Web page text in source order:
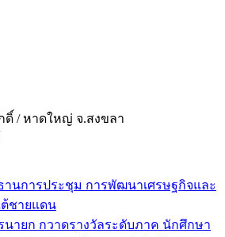
ดิ์ / หาดใหญ่ จ.สงขลา
านการประชุม การพัฒนาเศรษฐกิจและ
ชายแดน
ายก กวาดรางวัลระดับภาค นักศึกษา